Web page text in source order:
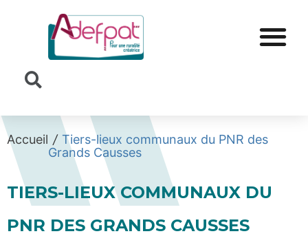
Accueil / Tiers-lieux communaux du PNR des
Grands Causses
TIERS-LIEUX COMMUNAUX DU
PNR DES GRANDS CAUSSES